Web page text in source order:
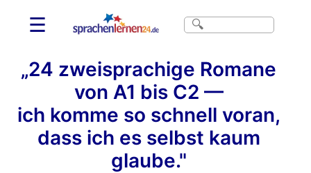
☰
„24 zweisprachige Romane
von A1 bis C2 —
ich komme so schnell voran,
dass ich es selbst kaum
glaube."